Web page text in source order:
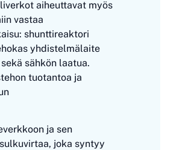
aiheuttavat myös
vastaa
shunttireaktori
yhdistelmälaite
sähkön laatua.
tuotantoa ja
ja sen
joka syntyy